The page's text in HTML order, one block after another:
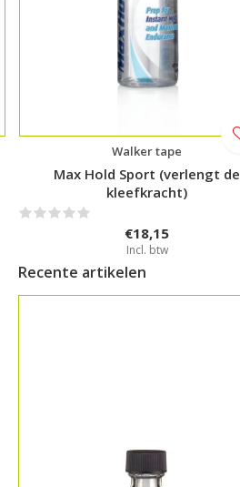
Walker tape
Max Hold Sport (verlengt de
kleefkracht)
€18,15
Incl. btw
Recente artikelen